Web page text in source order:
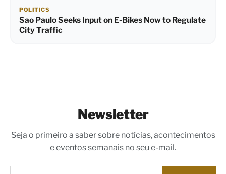
POLITICS
Sao Paulo Seeks Input on E-Bikes Now to Regulate
City Traffic
Newsletter
Seja o primeiro a saber sobre notícias, acontecimentos
e eventos semanais no seu e-mail.
Digite seu e-mail…